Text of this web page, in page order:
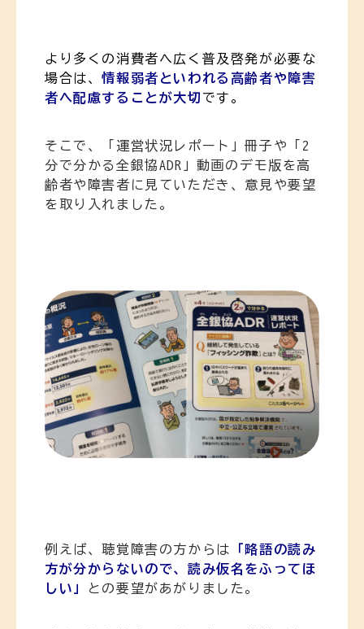
より多くの消費者へ広く普及啓発が必要な
場合は、情報弱者といわれる高齢者や障害
者へ配慮することが大切 です 。
そこで、「運営状況レポート」冊子や「2
分で分かる全銀協ADR」動画のデモ版を高
齢者や障害者に見ていただき、意見や要望
を取り入れました。
例えば、聴覚障害の方からは
「略語の読み
方が分からないので、読み仮名をふってほ
しい」
との要望があがりました。